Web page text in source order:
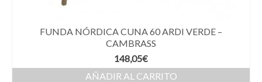
FUNDA NÓRDICA CUNA 60 ARDI VERDE –
CAMBRASS
148,05€
AÑADIR AL CARRITO